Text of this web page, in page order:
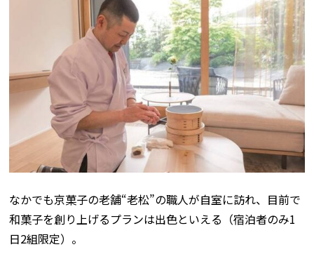
なかでも京菓子の老舗“老松”の職人が自室に訪れ、目前で
和菓子を創り上げるプランは出色といえる（宿泊者のみ1
日2組限定）。